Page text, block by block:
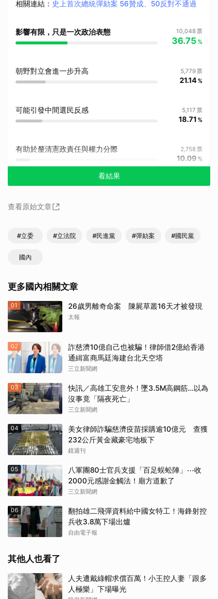
相關連結 ： 史上首次總統彈劾案 56贊成、50反對不通過
影響有限，只是一次政治表態 10,048 票
36.75 %
朝野對立會進一步升高 5,779 票
21.14 %
可能引發中間選民反感 5,117 票
18.71 %
有助於釐清憲政責任與權力分際 2,758 票
10.09 %
看結果
查看原始文章
#立委 #立法院 #民進黨 #彈劾案 #國民黨
國內
更多國內相關文章
01 26歲男離奇命案 陳屍草叢16天才被發現
太報
02
詐慈濟10億自己也被騙！律師借2億給香港
通緝富商馬廷海建台北天空塔
三立新聞網
03
快訊／高雄工安意外！墜3.5M高鋼筋…以為
沒事竟「隔夜死亡」
三立新聞網
04
美女律師詐騙慈濟疫苗採購逾10億元 查獲
232公斤黃金藏豪宅地板下
鏡週刊
05
八軍團80士官兵支援「百足蜈蚣陣」⋯收
2000元感謝金觸法！廟方道歉了
三立新聞網
06
翻拍雄二飛彈資料給中國女特工！海鋒射控
兵收3.8萬下場出爐
自由電子報
其他人也看了
人夫遭戴綠帽求償百萬！小王控人妻「跟多
人極樂」下場曝光